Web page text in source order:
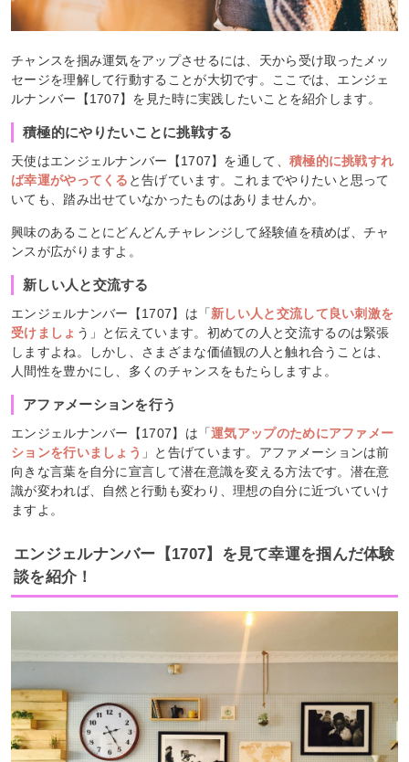
チャンスを掴み運気をアップさせるには、天から受け取ったメッ
セージを理解して行動することが大切です。ここでは、エンジェ
ルナンバー【1707】を見た時に実践したいことを紹介します。
積極的にやりたいことに挑戦する
天使はエンジェルナンバー【1707】を通して、 積極的に挑戦すれ
ば幸運がやってくる と告げています。これまでやりたいと思って
いても、踏み出せていなかったものはありませんか。
興味のあることにどんどんチャレンジして経験値を積めば、チャ
ンスが広がりますよ。
新しい人と交流する
エンジェルナンバー【1707】は「新しい人と交流して良い刺激を
受けましょ う」と伝えています。初めての人と交流するのは緊張
しますよね。しかし、さまざまな価値観の人と触れ合うことは、
人間性を豊かにし、多くのチャンスをもたらしますよ。
アファメーションを行う
エンジェルナンバー【1707】は「運気アップのためにアファメー
ションを行いましょう 」と告げています。アファメーションは前
向きな言葉を自分に宣言して潜在意識を変える方法です。潜在意
識が変われば、自然と行動も変わり、理想の自分に近づいていけ
ますよ。
エンジェルナンバー【1707】を見て幸運を掴んだ体験
談を紹介！